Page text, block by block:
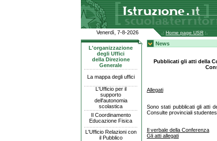
Venerdì, 7-8-2026 .: Home page USR :.
L'organizzazione
degli Uffici
della Direzione
Generale
La mappa degli uffici
L'Ufficio per il
supporto
dell'autonomia
scolastica
Il Coordinamento
Educazione Fisica
L'Ufficio Relazioni con
il Pubblico
News
Pubblicati gli atti della
Allegati
Sono stati pubblicati gli atti
Consulte provinciali
Il verbale della Conferenza
Gli atti allegati